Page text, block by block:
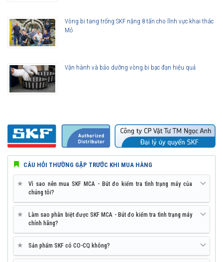
IP 54
Approvals:
Drop test:
Dimensions:
– Length:
Battery life:
10 hours before charging again (­ 1 000
measurements)
– With external
sensor:
Up to 55% less battery life
Supported external
sensor:
Any standard accelerometer with 100
External sensor
power:
24 V DC at 3,5 mA
Charger
specifications:
Universal AC/DC wall plug-in
Vòng bi tang trống SKF nặng 8 tấn cho lĩnh vực khai thác
Mỏ
Vận hành và bảo dưỡng vòng bi bạc đạn hiệu quả
CÂU HỎI THƯỜNG GẶP TRƯỚC KHI MUA HÀNG
★
Vì sao nên mua SKF MCA - Bút đo kiểm tra tình trạng máy của
chúng tôi?
★
Làm sao phân biệt được SKF MCA - Bút đo kiểm tra tình trạng máy
chính hãng?
★ Sản phẩm SKF có CO-CQ không?